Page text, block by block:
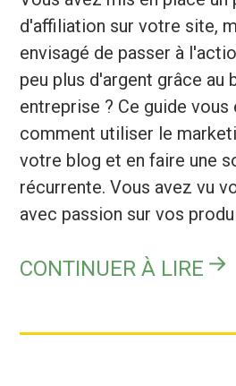
d'affiliation sur votre site,
envisagé de passer à
peu plus d'argent grâce au
entreprise ? Ce guide vous
comment utiliser le
votre blog et en faire une
récurrente. Vous avez vu
avec passion sur vos
CONTINUER À LIRE